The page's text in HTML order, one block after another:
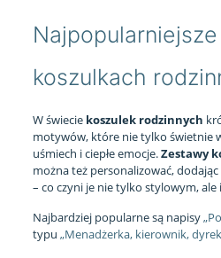
koszulkach
W świecie koszulek rodzinnych
motywów, które nie tylko świetnie
uśmiech i ciepłe emocje.Zestawy
można też personalizować,
– co czyni je nie tylko stylowym,
Najbardziej popularne są napisy
typu „Menadżerka, kierownik,